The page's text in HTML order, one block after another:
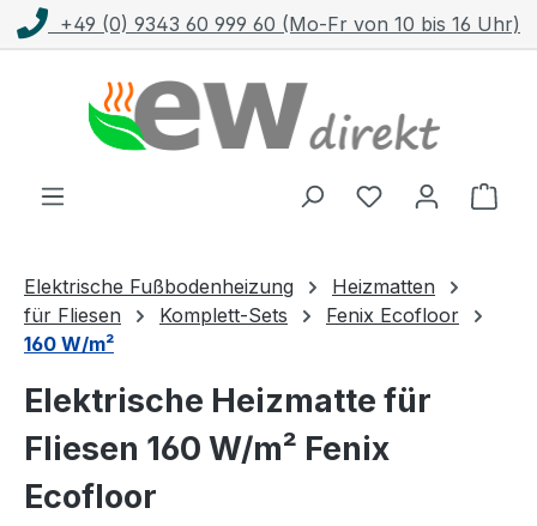
Zum Hauptinhalt springen
+49 (0) 9343 60 999 60 (Mo-Fr von 10 bis 16 Uhr)
Elektrische Fußbodenheizung
Heizmatten
für Fliesen
Komplett-Sets
Fenix Ecofloor
160 W/m²
Elektrische Heizmatte für
Fliesen 160 W/m² Fenix
Ecofloor